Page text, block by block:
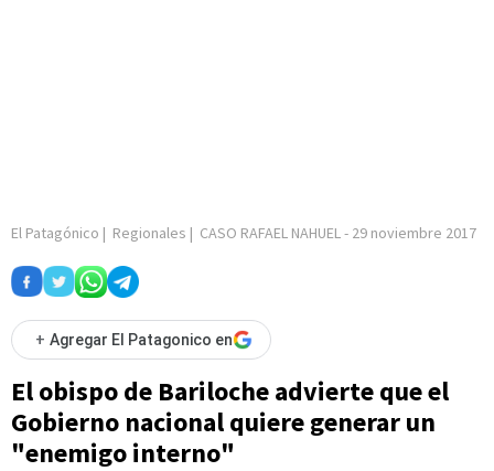
El Patagónico | Regionales | CASO RAFAEL NAHUEL- 29 noviembre 2017
+ Agregar El Patagonico en
El obispo de Bariloche advierte que el
Gobierno nacional quiere generar un
"enemigo interno"